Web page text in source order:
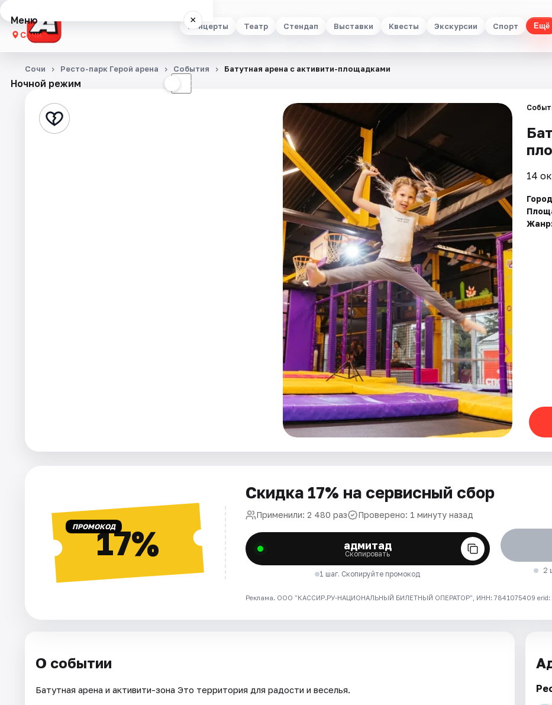
Концерты Театр Стендап Выставки Квесты Экскурсии Спорт Ещё
Меню ×
Сочи
Концерты
Стендап
Ночной режим ☾
Сочи Ресто-парк Герой арена События Батутная арена с активити-площадками
14
ПРОМОКОД17%
Скидка 17% на сервисный сбор
Применили: 2 480 раз Проверено: 1 минуту назад
адмитад
Скопировать
1 шаг. Скопируйте промокод
2
Реклама. ООО "КАССИР.РУ-НАЦИОНАЛЬНЫЙ БИЛЕТНЫЙ ОПЕРАТОР", ИНН: 7841075409 erid:
О событии
Батутная арена и активити-зона Это территория для радости и веселья.